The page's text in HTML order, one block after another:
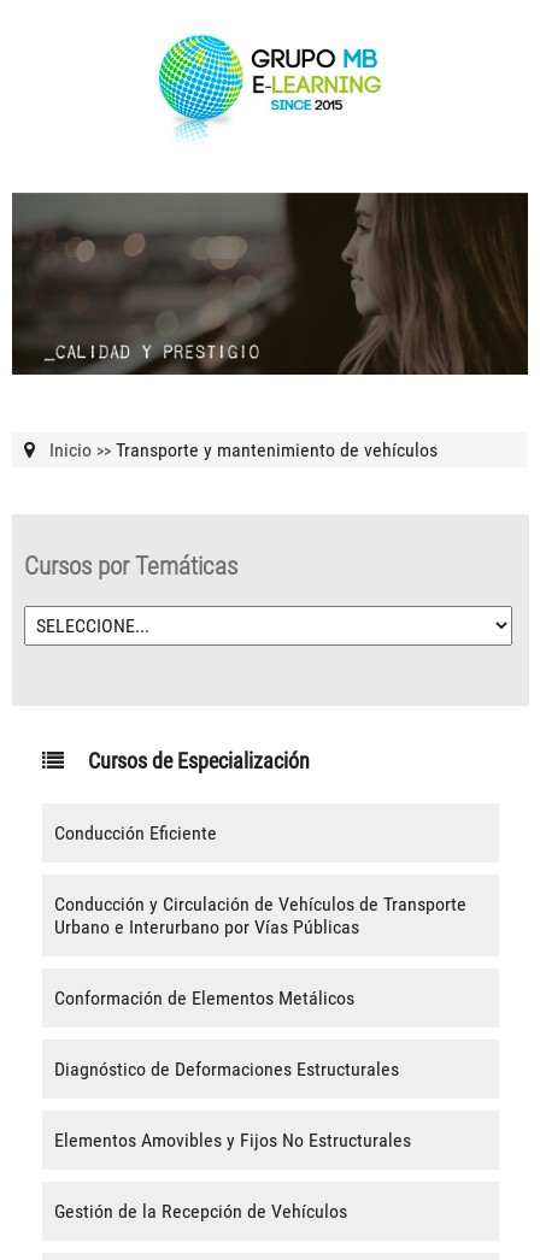
Inicio >> Transporte y mantenimiento de vehículos
Cursos por Temáticas
Cursos de Especialización
Conducción Eficiente
Conducción y Circulación de Vehículos de Transporte
Urbano e Interurbano por Vías Públicas
Conformación de Elementos Metálicos
Diagnóstico de Deformaciones Estructurales
Elementos Amovibles y Fijos No Estructurales
Gestión de la Recepción de Vehículos